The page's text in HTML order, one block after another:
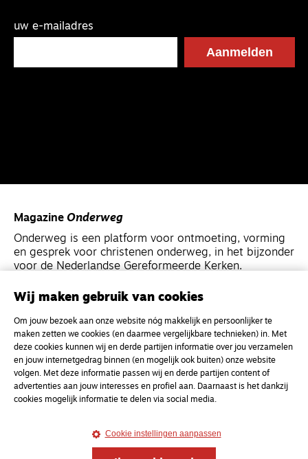
uw e-mailadres
Magazine Onderweg
Onderweg is een platform voor ontmoeting, vorming
en gesprek voor christenen onderweg, in het bijzonder
voor de Nederlandse Gereformeerde Kerken.
MagazineOnderweg
Kvk-nummer 33277063
NL46 INGB 0117 5827 86
info@onderwegonline.nl
Wij maken gebruik van cookies
Om jouw bezoek aan onze website nóg makkelijk en persoonlijker te
maken zetten we cookies (en daarmee vergelijkbare technieken) in. Met
deze cookies kunnen wij en derde partijen informatie over jou verzamelen
en jouw internetgedrag binnen (en mogelijk ook buiten) onze website
volgen. Met deze informatie passen wij en derde partijen content of
advertenties aan jouw interesses en profiel aan. Daarnaast is het dankzij
cookies mogelijk informatie te delen via social media.
Cookie instellingen aanpassen